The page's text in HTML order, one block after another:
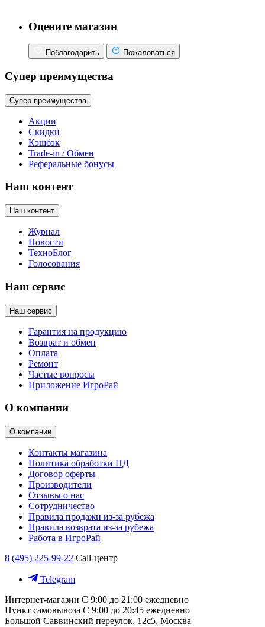
Оцените магазин
Поблагодарить Пожаловаться
Супер преимущества
Супер преимущества
Акции
Скидки
Кэшбэк
Trade-in / Обмен
Реферальные бонусы
Наш контент
Наш контент
Журнал
Новости
ТехноБлог
Голосования
Наш сервис
Наш сервис
Гарантия на продукцию
Возврат и обмен
Оплата
Ремонт
Частые вопросы
Приложение ИгроРай
О компании
О компании
Контакты магазина
Политика обработки ПД
Договор оферты
Производители
Отзывы о нас
Сотрудничество
Правила продажи из-за рубежа
Правила возврата из-за рубежа
Работа в ИгроРай
8 (495) 225-99-22 Call-центр
Telegram
Интернет-магазин С 9:00 до 21:00 ежедневно
Пункт самовывоза С 9:00 до 20:45 ежедневно
Большой Саввинский переулок, 12с5, Москва